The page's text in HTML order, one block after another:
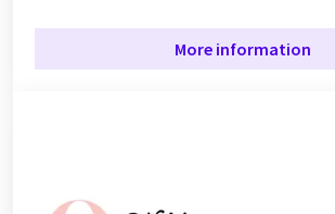
More information